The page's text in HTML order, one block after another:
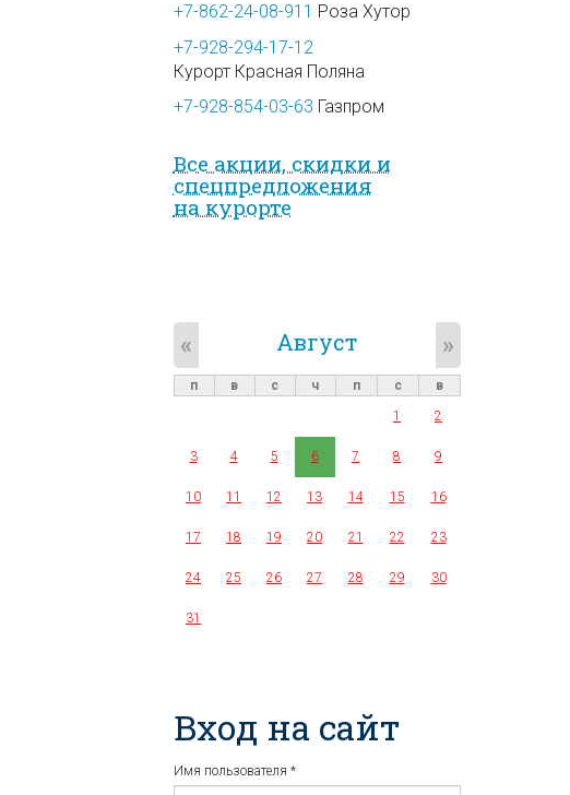
+7-862-24-08-911 Роза Хутор
+7-928-294-17-12
Курорт Красная Поляна
+7-928-854-03-63 Газпром
Все акции, скидки и
спец­предложе­ния
на курорте
Август
« »
п в с ч п с
в
1
2
3 4 5 6 7 8 9
10 11 12 13 14 15 16
17 18 19 20 21 22 23
24 25 26 27 28 29 30
31
Вход на сайт
Имя пользователя *